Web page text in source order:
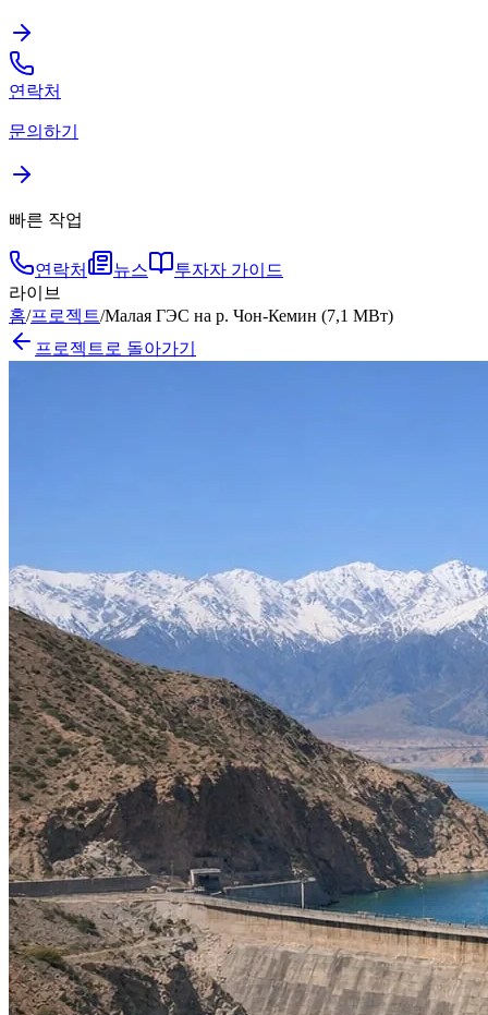
연락처
문의하기
빠른 작업
연락처 뉴스
투자자 가이드
라이브
홈/프로젝트/Малая ГЭС на р. Чон-Кемин (7,1 МВт)
프로젝트로 돌아가기